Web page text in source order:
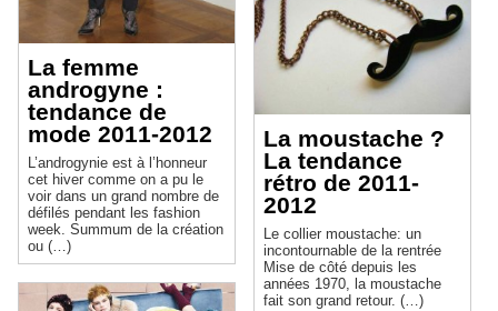
La femme
androgyne :
tendance de
mode 2011-2012
L’androgynie est à l’honneur
cet hiver comme on a pu le
voir dans un grand nombre de
défilés pendant les fashion
week. Summum de la création
ou (…)
La moustache ?
La tendance
rétro de 2011-
2012
Le collier moustache: un
incontournable de la rentrée
Mise de côté depuis les
années 1970, la moustache
fait son grand retour. (…)